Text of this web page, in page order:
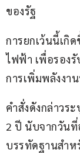
ของรัฐ
การยกเว้นนี้เกิ
ไฟฟ้า เพื่อรอง
การเพิ่มพลังงา
คำสั่งดังกล่าวร
2 ปี นับจากวันที่
บรรทัดฐานสำ